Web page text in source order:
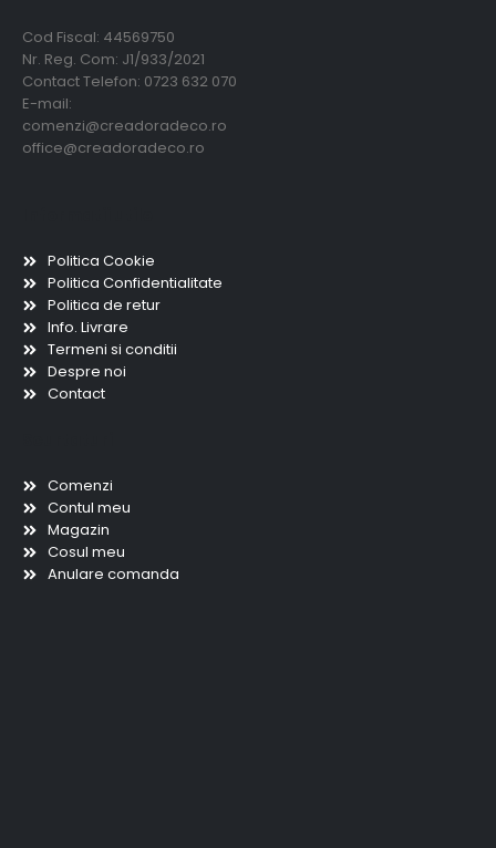
Cod Fiscal: 44569750
Nr. Reg. Com: J1/933/2021
Contact Telefon: 0723 632 070
E-mail:
comenzi@creadoradeco.ro
office@creadoradeco.ro
Politica Cookie
Politica Confidentialitate
Politica de retur
Info. Livrare
Termeni si conditii
Despre noi
Contact
Comenzi
Contul meu
Magazin
Cosul meu
Anulare comanda